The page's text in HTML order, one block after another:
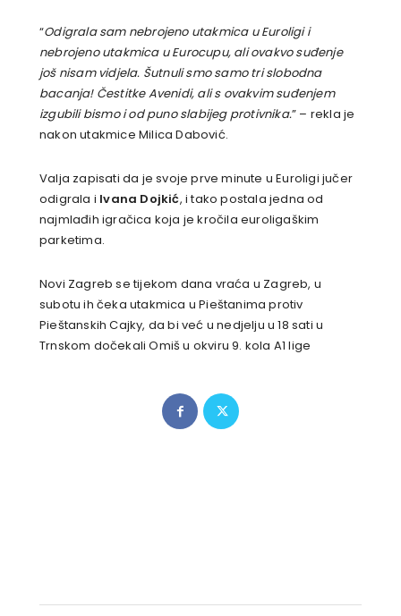
“Odigrala sam nebrojeno utakmica u Euroligi i
nebrojeno utakmica u Eurocupu, ali ovakvo suđenje
još nisam vidjela. Šutnuli smo samo tri slobodna
bacanja! Čestitke Avenidi, ali s ovakvim suđenjem
izgubili bismo i od puno slabijeg protivnika.” – rekla je
nakon utakmice Milica Dabović.
Valja zapisati da je svoje prve minute u Euroligi jučer
odigrala i Ivana Dojkić, i tako postala jedna od
najmlađih igračica koja je kročila euroligaškim
parketima.
Novi Zagreb se tijekom dana vraća u Zagreb, u
subotu ih čeka utakmica u Pieštanima protiv
Pieštanskih Cajky, da bi već u nedjelju u 18 sati u
Trnskom dočekali Omiš u okviru 9. kola A1 lige